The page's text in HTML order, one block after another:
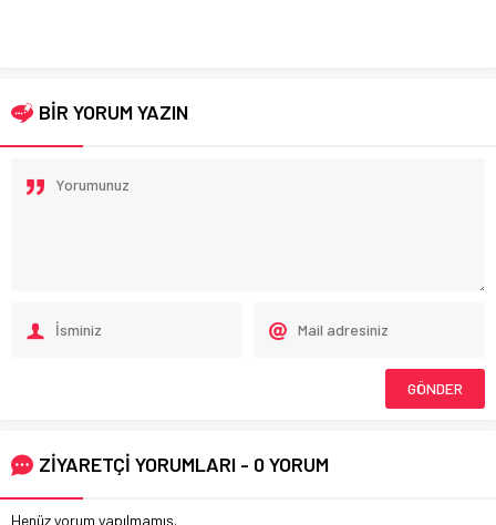
BİR YORUM YAZIN
ZİYARETÇİ YORUMLARI - 0 YORUM
Henüz yorum yapılmamış.